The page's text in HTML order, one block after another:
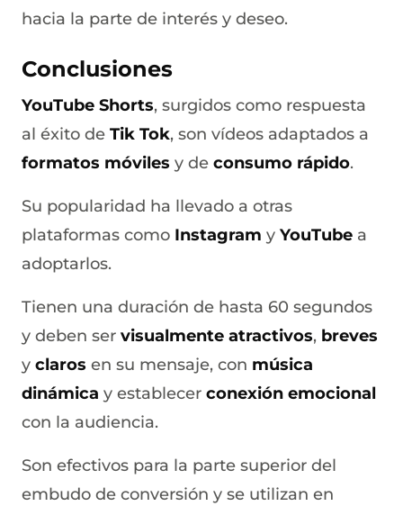
hacia la parte de interés y deseo.
Conclusiones
YouTube Shorts, surgidos como respuesta
al éxito de Tik Tok, son vídeos adaptados a
formatos móviles y de consumo rápido.
Su popularidad ha llevado a otras
plataformas como Instagram y YouTube a
adoptarlos.
Tienen una duración de hasta 60 segundos
y deben ser visualmente atractivos, breves
y claros en su mensaje, con música
dinámica y establecer conexión emocional
con la audiencia.
Son efectivos para la parte superior del
embudo de conversión y se utilizan en